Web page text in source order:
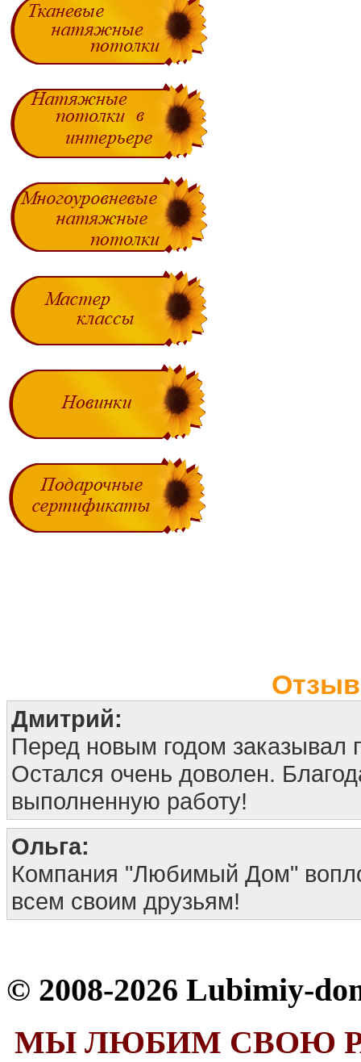
Дмитрий:
Перед новым годом
Остался очень доволен.
выполненную работу!
Ольга:
Компания "Любимый Дом"
всем своим друзьям!
© 2008-2026 Lubimiy-
МЫ ЛЮБИМ СВОЮ